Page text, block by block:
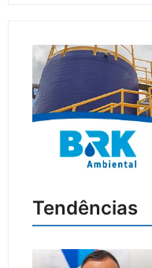
Tendências